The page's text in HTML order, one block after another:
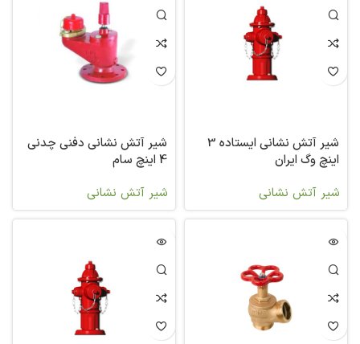
شیر آتش نشانی ایستاده 3
اینچ وگ ایران
شیر آتش نشانی
شیر آتش نشانی دفنی چدنی
4 اینچ سام
شیر آتش نشانی